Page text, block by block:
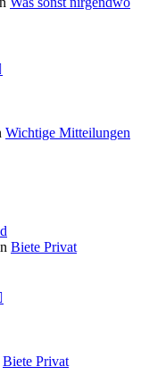
Wichtige Mitteilungen
Biete Privat
Biete Privat